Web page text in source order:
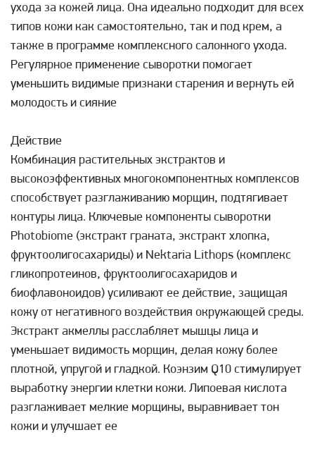
ухода за кожей лица. Она идеально подходит для всех
типов кожи как самостоятельно, так и под крем, а
также в программе комплексного салонного ухода.
Регулярное применение сыворотки помогает
уменьшить видимые признаки старения и вернуть ей
молодость и сияние
Действие
Комбинация растительных экстрактов и
высокоэффективных многокомпонентных комплексов
способствует разглаживанию морщин, подтягивает
контуры лица. Ключевые компоненты сыворотки
Photobiome (экстракт граната, экстракт хлопка,
фруктоолигосахариды) и Nektaria Lithops (комплекс
гликопротеинов, фруктоолигосахаридов и
биофлавоноидов) усиливают ее действие, защищая
кожу от негативного воздействия окружающей среды.
Экстракт акмеллы расслабляет мышцы лица и
уменьшает видимость морщин, делая кожу более
плотной, упругой и гладкой. Коэнзим Q10 стимулирует
выработку энергии клетки кожи. Липоевая кислота
разглаживает мелкие морщины, выравнивает тон
кожи и улучшает ее